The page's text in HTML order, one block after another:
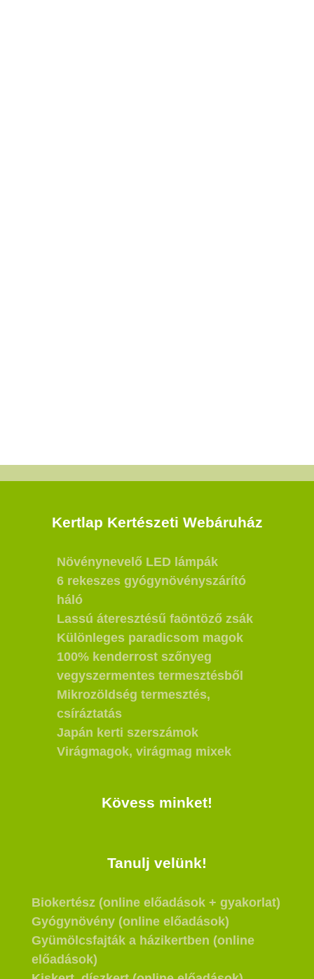
Kertlap Kertészeti Webáruház
Növénynevelő LED lámpák
6 rekeszes gyógynövényszárító
háló
Lassú áteresztésű faöntöző zsák
Különleges paradicsom magok
100% kenderrost szőnyeg
vegyszermentes termesztésből
Mikrozöldség termesztés,
csíráztatás
Japán kerti szerszámok
Virágmagok, virágmag mixek
Kövess minket!
Tanulj velünk!
Biokertész (online előadások + gyakorlat)
Gyógynövény (online előadások)
Gyümölcsfajták a házikertben (online
előadások)